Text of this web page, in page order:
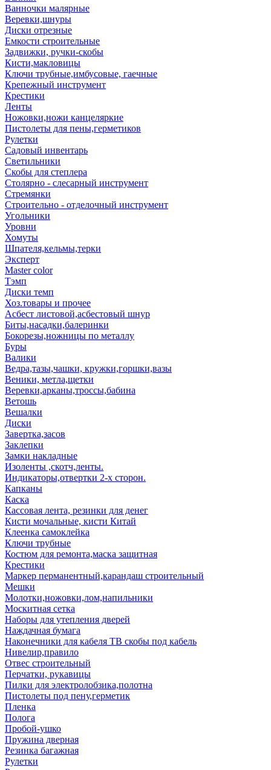
Ванночки малярные
Веревки,шнуры
Диски отрезные
Емкости строительные
Задвижки, ручки-скобы
Кисти,макловицы
Ключи трубные,имбусовые, гаечные
Крепежный инструмент
Крестики
Ленты
Ножовки,ножи канцеляркие
Пистолеты для пены,герметиков
Рулетки
Садовый инвентарь
Светильники
Скобы для степлера
Столярно - слесарный инструмент
Стремянки
Строительно - отделочный инструмент
Угольники
Уровни
Хомуты
Шпателя,кельмы,терки
Эксперт
Master color
Тэмп
Диски темп
Хоз.товары и прочее
Асбест листовой,асбестовый шнур
Биты,насадки,балеринки
Бокорезы,ножницы по металлу
Буры
Валики
Ведра,тазы,чашки, кружки,горшки,вазы
Веники, метла,щетки
Веревки,арканы,троссы,бабина
Ветошь
Вешалки
Диски
Завертка,засов
Заклепки
Замки накладные
Изоленты ,скотч,ленты.
Индикаторы,отвертки 2-х сторон.
Капканы
Каска
Кассовая лента, резинки для денег
Кисти мочальные, кисти Китай
Клеенка самоклейка
Ключи трубные
Костюм для ремонта,маска защитная
Крестики
Маркер перманентный,карандаш строительный
Мешки
Молотки,ножовки,лом,напильники
Москитная сетка
Наборы для утепления дверей
Наждачная бумага
Наконечники для кабеля ТВ скобы под кабель
Нивелир,правило
Отвес строительный
Перчатки, рукавицы
Пилки для электролобзика,полотна
Пистолеты под пену,герметик
Пленка
Полога
Пробой-ушко
Пружина дверная
Резинка багажная
Рулетки